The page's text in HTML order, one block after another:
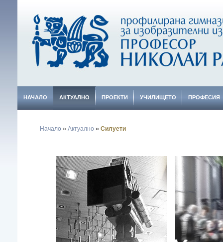
НАЧАЛО АКТУАЛНО ПРОЕКТИ УЧИЛИЩЕТО ПРОФЕСИЯ
Начало » Актуално » Силуети